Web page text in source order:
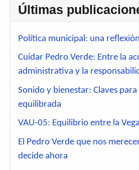
Últimas
Política municipal: una
Cuidar Pedro Verde: Entre la
administrativa y la
Sonido y bienestar: Claves
equilibrada
VAU-05: Equilibrio entre la
El Pedro Verde que nos
decide ahora